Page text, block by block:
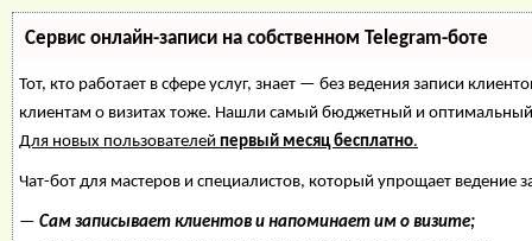
Сервис онлайн-записи на собственном Telegram-боте
Тот, кто работает в сфере услуг, знает — без ведения записи
клиентам о визитах тоже. Нашли самый бюджетный и
Для новых пользователей первый месяц бесплатно.
Чат-бот для мастеров и специалистов, который упрощает ведение
— Сам записывает клиентов и напоминает им о визите;